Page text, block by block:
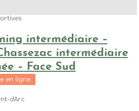
intermédiaire –
intermédiaire
– Face Sud
en ligne
d'Arc